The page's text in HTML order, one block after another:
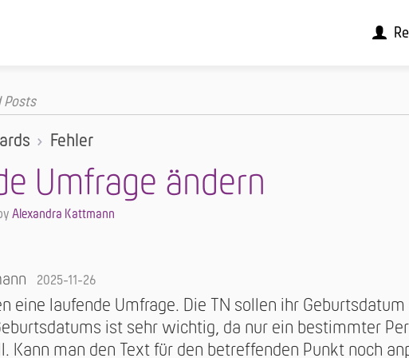
Fehler
Umfrage ändern
Alexandra Kattmann
2025-11-26
eine laufende Umfrage. Die TN sollen ihr
ist sehr wichtig, da nur ein bestimmter
Kann man den Text für den betreffenden Punkt noch